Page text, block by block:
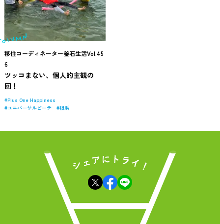
移住コーディネーター釜石生活Vol.45
6
ツッコまない、個人的主観の
回！
Plus One Happiness
ユニバーサルビーチ
根浜